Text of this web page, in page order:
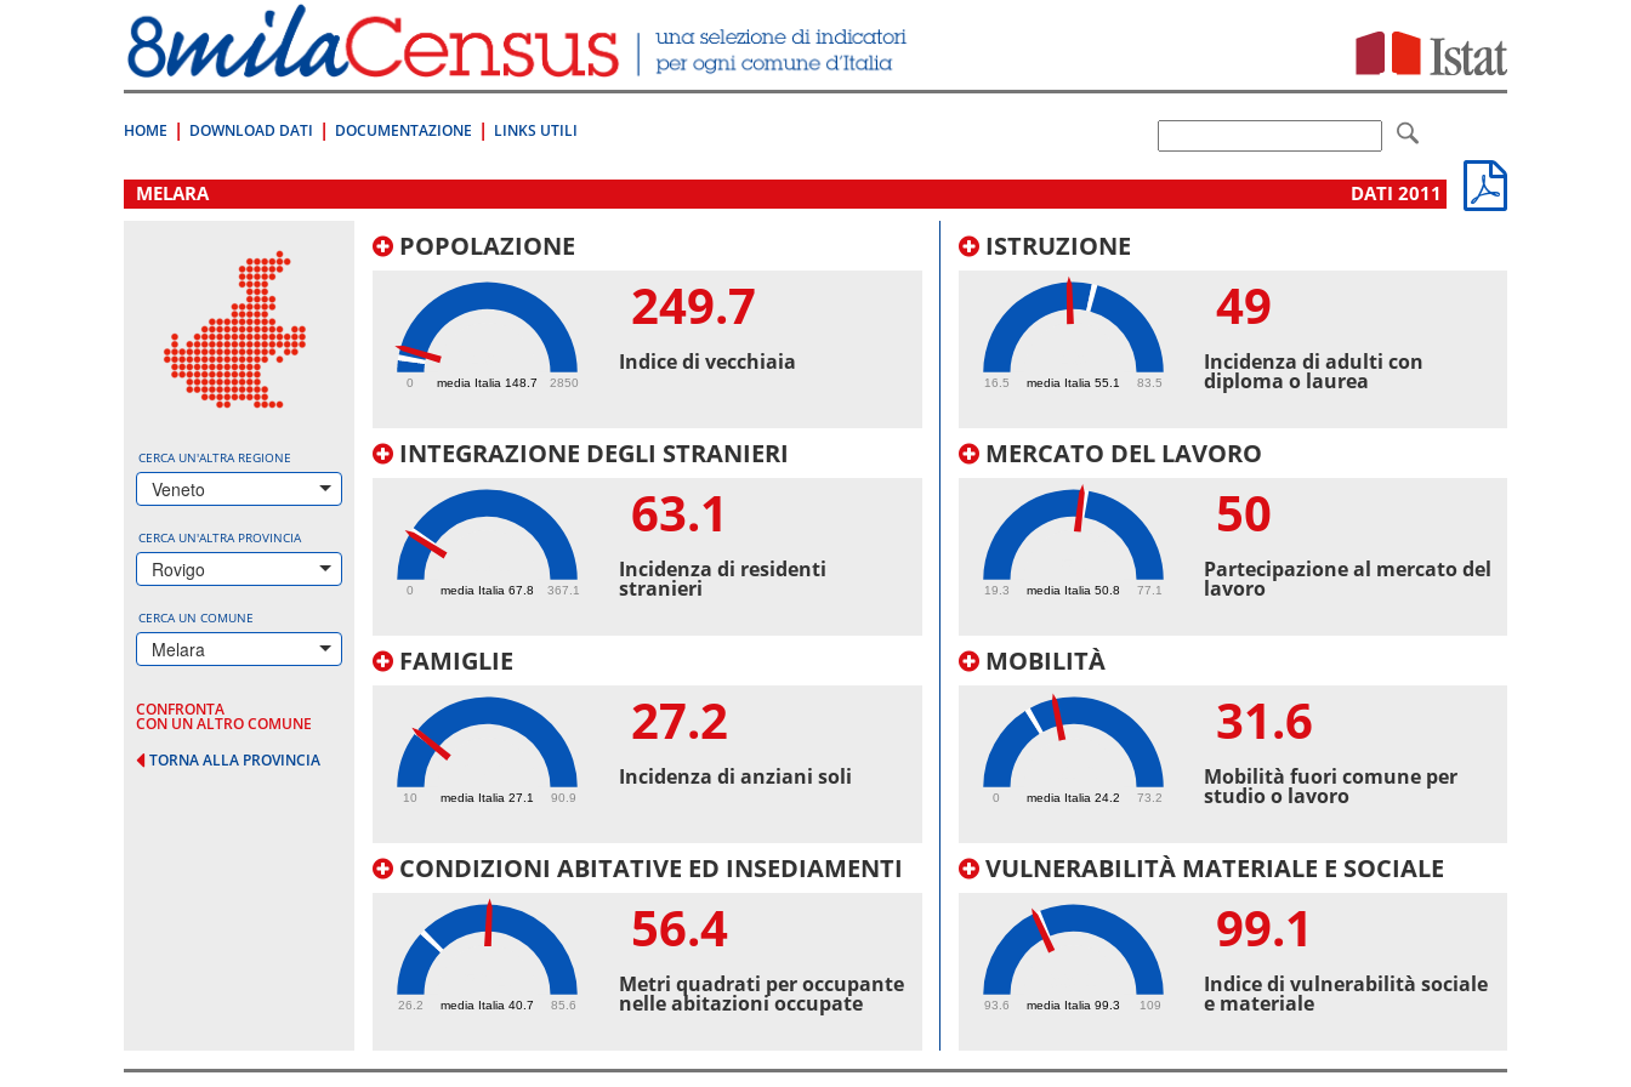
direttamente
a:
Contenuto
HOME DOWNLOAD DATI DOCUMENTAZIONE LINKS UTILI
.
MELARA DATI 2011
CERCA UN'ALTRA REGIONE
Veneto
CERCA UN'ALTRA PROVINCIA
Rovigo
CERCA UN COMUNE
Melara
CONFRONTA
CON UN ALTRO COMUNE
TORNA ALLA PROVINCIA
POPOLAZIONE
media Italia 148.7
0 2850
249.7
Indice di vecchiaia
INTEGRAZIONE DEGLI STRANIERI
media Italia 67.8
0 367.1
63.1
Incidenza di residenti
stranieri
FAMIGLIE
media Italia 27.1
10 90.9
27.2
Incidenza di anziani soli
CONDIZIONI ABITATIVE ED INSEDIAMENTI
media Italia 40.7
26.2 85.6
56.4
Metri quadrati per occupante
nelle abitazioni occupate
ISTRUZIONE
media Italia 55.1
16.5 83.5
49
Incidenza di adulti con
diploma o laurea
MERCATO DEL LAVORO
media Italia 50.8
19.3 77.1
50
Partecipazione al mercato del
lavoro
MOBILITÀ
media Italia 24.2
0 73.2
31.6
Mobilità fuori comune per
studio o lavoro
VULNERABILITÀ MATERIALE E SOCIALE
media Italia 99.3
93.6 109
99.1
Indice di vulnerabilità sociale
e materiale